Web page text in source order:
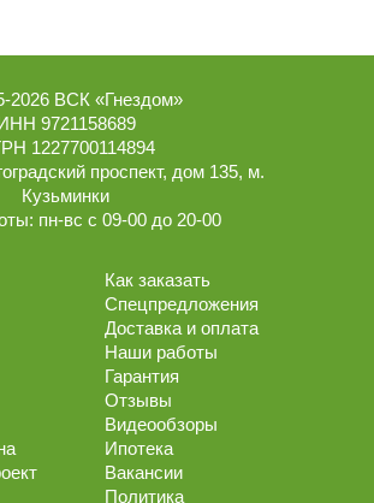
2026 ВСК «Гнездом»
9721158689
1227700114894
проспект, дом 135, м.
Кузьминки
пн-вс с 09-00 до 20-00
Как заказать
Спецпредложения
Доставка и оплата
Наши работы
Гарантия
Отзывы
Видеообзоры
Ипотека
Вакансии
Политика